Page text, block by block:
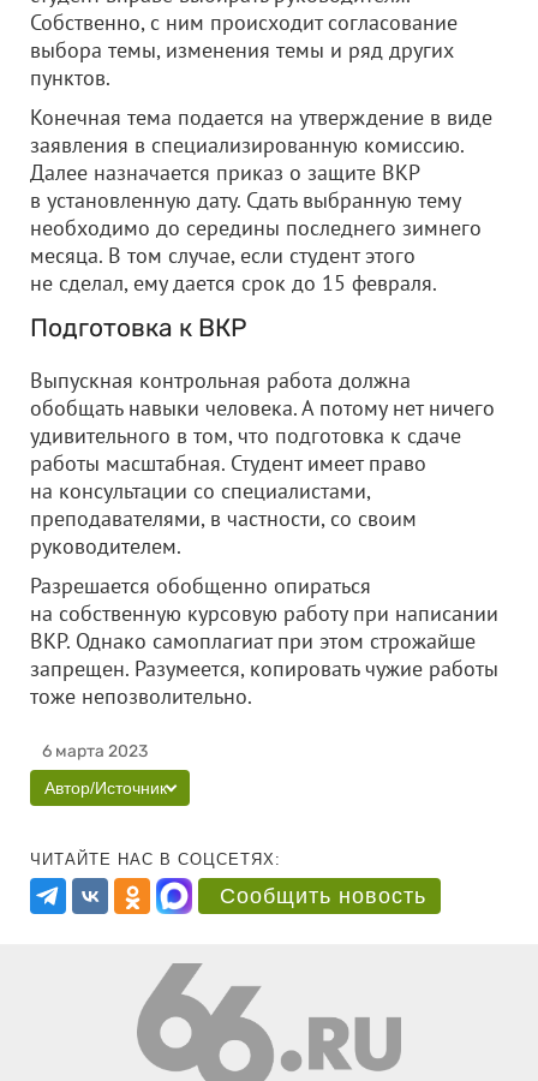
Собственно, с ним происходит согласование
выбора темы, изменения темы и ряд других
пунктов.
Конечная тема подается на утверждение в виде
заявления в специализированную комиссию.
Далее назначается приказ о защите ВКР
в установленную дату. Сдать выбранную тему
необходимо до середины последнего зимнего
месяца. В том случае, если студент этого
не сделал, ему дается срок до 15 февраля.
Подготовка к ВКР
Выпускная контрольная работа должна
обобщать навыки человека. А потому нет ничего
удивительного в том, что подготовка к сдаче
работы масштабная. Студент имеет право
на консультации со специалистами,
преподавателями, в частности, со своим
руководителем.
Разрешается обобщенно опираться
на собственную курсовую работу при написании
ВКР. Однако самоплагиат при этом строжайше
запрещен. Разумеется, копировать чужие работы
тоже непозволительно.
6 марта 2023
Автор/Источник
ЧИТАЙТЕ НАС В СОЦСЕТЯХ:
Сообщить новость